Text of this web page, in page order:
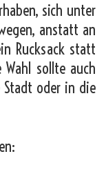
sich unter
anstatt an
Rucksack statt
sollte auch
oder in die